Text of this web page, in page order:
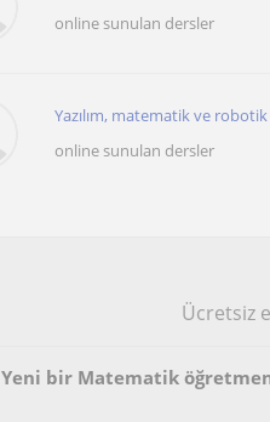
online sunulan dersler
Yazılım, matematik ve
online sunulan dersler
Ücretsiz
Yeni bir Matematik